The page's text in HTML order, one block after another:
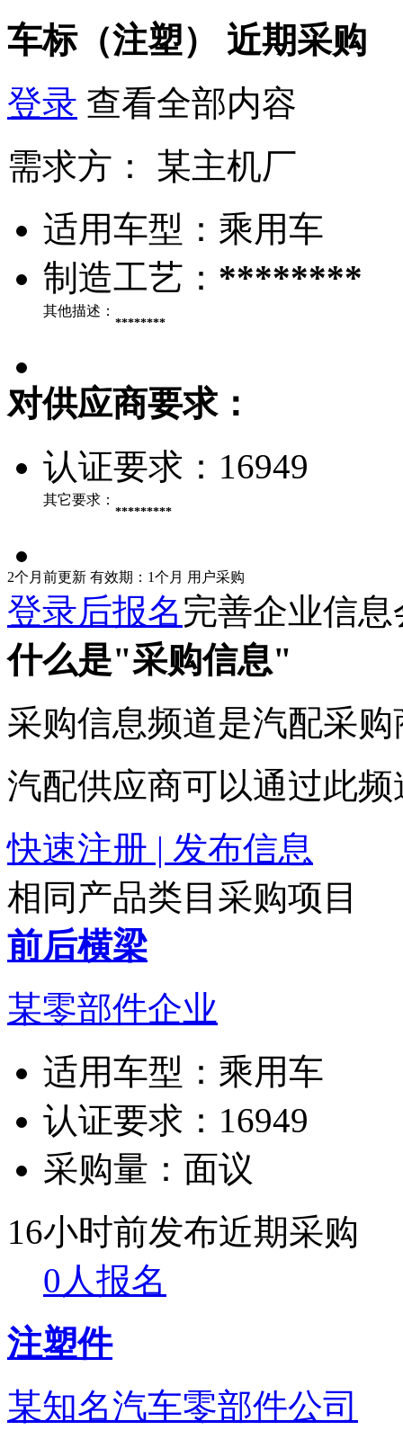
车标（注塑）
近期采购
登录 查看全部内容
需求方：
某主机厂
适用车型： 乘用车
制造工艺： ********
其他描述：
********
对供应商要求：
认证要求： 16949
其它要求：
*********
2个月前更新 有效期：1个月 用户采购
登录后报名完善企业信
什么是"采购信息"
采购信息频道是汽配采
汽配供应商可以通过此
快速注册 | 发布信息
相同产品类目采购项目
前后横梁
某零部件企业
适用车型： 乘用车
认证要求： 16949
采购量： 面议
16小时前发布近期采购
0人报名
注塑件
某知名汽车零部件公司